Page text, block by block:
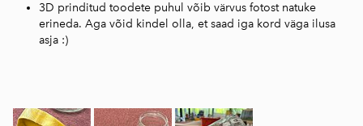
3D prinditud toodete puhul võib värvus fotost natuke
erineda. Aga võid kindel olla, et saad iga kord väga ilusa
asja :)